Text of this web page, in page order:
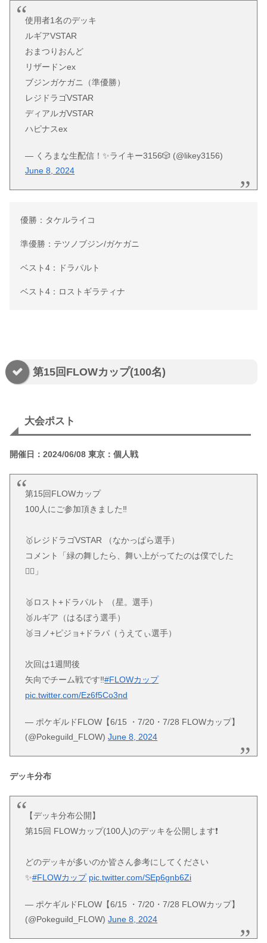
使用者1名のデッキ
ルギアVSTAR
おまつりおんど
リザードンex
ブジンガケガニ（準優勝）
レジドラゴVSTAR
ディアルガVSTAR
ハピナスex
— くろまな生配信！✨ライキー3156🎲 (@likey3156)
June 8, 2024
優勝：タケルライコ
準優勝：テツノブジン/ガケガニ
ベスト4：ドラパルト
ベスト4：ロストギラティナ
第15回FLOWカップ(100名)
大会ポスト
開催日：2024/06/08 東京：個人戦
第15回FLOWカップ
100人にご参加頂きました‼️
🥇レジドラゴVSTAR （なかっぱら選手）
コメント「緑の舞したら、舞い上がってたのは僕でした
👯‍♂️」
🥈ロスト+ドラパルト （星。選手）
🥉ルギア（はるぼう選手）
🥉ヨノ+ピジョ+ドラパ（うえてぃ選手）
次回は1週間後
矢向でチーム戦です‼️#FLOWカップ
pic.twitter.com/Ez6f5Co3nd
— ポケギルドFLOW【6/15 ・7/20・7/28 FLOWカップ】
(@Pokeguild_FLOW)June 8, 2024
デッキ分布
【デッキ分布公開】
第15回 FLOWカップ(100人)のデッキを公開します❗
どのデッキが多いのか皆さん参考にしてください
✨#FLOWカップ pic.twitter.com/SEp6gnb6Zi
— ポケギルドFLOW【6/15 ・7/20・7/28 FLOWカップ】
(@Pokeguild_FLOW)June 8, 2024